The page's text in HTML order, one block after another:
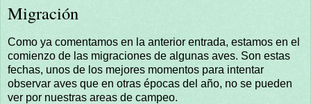
Migración
Como ya comentamos en la anterior entrada, estamos en el
comienzo de las migraciones de algunas aves. Son estas
fechas, unos de los mejores momentos para intentar
observar aves que en otras épocas del año, no se pueden
ver por nuestras areas de campeo.